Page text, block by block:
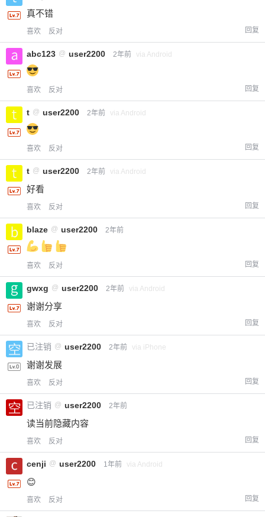
立刻支付
真不错
喜欢 反对 回复
abc123 @ user2200 2年前 via Android
喜欢 反对 回复
t @ user2200 2年前 via Android
喜欢 反对 回复
t @ user2200 2年前 via Android
好看
喜欢 反对 回复
blaze @ user2200 2年前
喜欢 反对 回复
gwxg @ user2200 2年前 via Android
谢谢分享
喜欢 反对 回复
已注销 @ user2200 2年前 via iPhone
谢谢发展
喜欢 反对 回复
已注销 @ user2200 2年前
读当前隐藏内容
喜欢 反对 回复
cenji @ user2200 1年前 via Android
😊
喜欢 反对 回复
您没有权限发布内容，请购买会员或者提升权